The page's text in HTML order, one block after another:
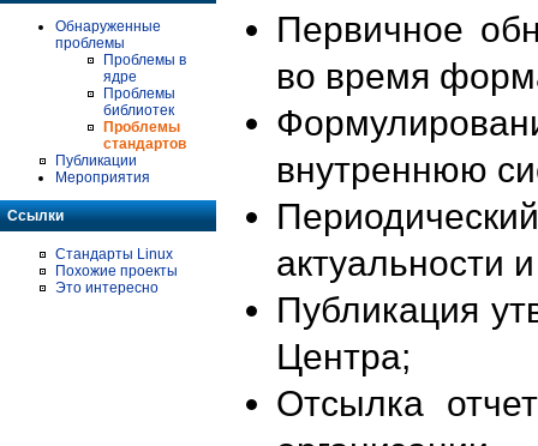
Обнаруженные
проблемы
Проблемы в
ядре
Проблемы
библиотек
Проблемы
стандартов
Публикации
Мероприятия
Ссылки
Стандарты Linux
Похожие проекты
Это интересно
Первичное
во время
внутреннюю
актуальности
Публикация
Центра;
Отсылка